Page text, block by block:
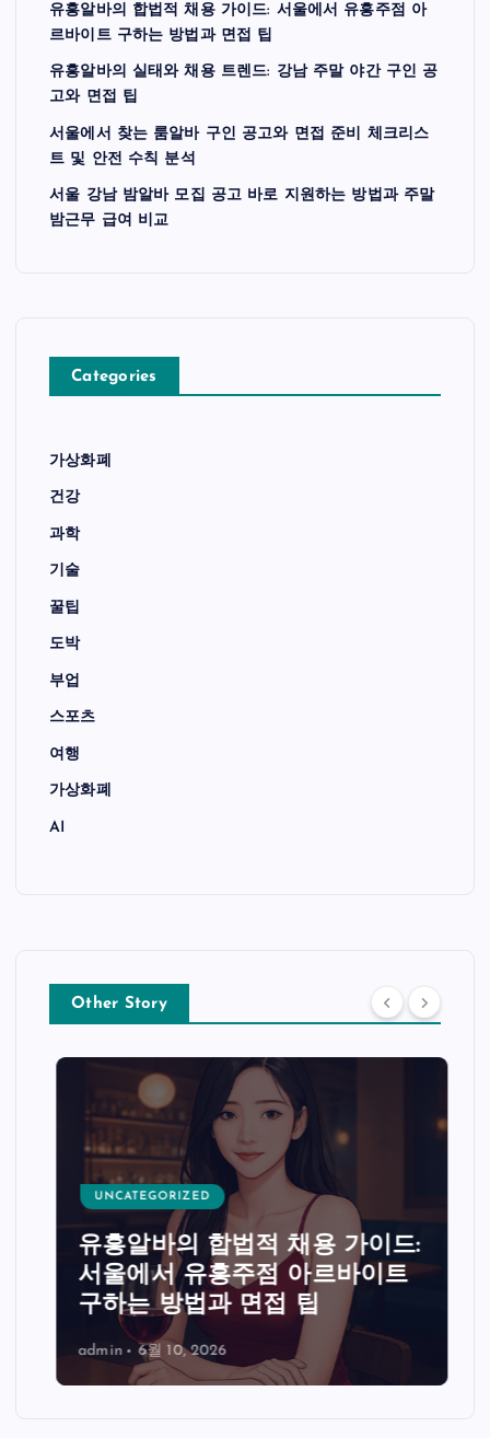
유흥알바의 합법적 채용 가이드: 서울에서 유흥주점 아
르바이트 구하는 방법과 면접 팁
유흥알바의 실태와 채용 트렌드: 강남 주말 야간 구인 공
고와 면접 팁
서울에서 찾는 룸알바 구인 공고와 면접 준비 체크리스
트 및 안전 수칙 분석
서울 강남 밤알바 모집 공고 바로 지원하는 방법과 주말
밤근무 급여 비교
Categories
가상화폐
건강
과학
기술
꿀팁
도박
부업
스포츠
여행
가상화폐
AI
Other Story
UNCATEGORIZED
유흥알바의 합법적 채용 가이드:
서울에서 유흥주점 아르바이트
구하는 방법과 면접 팁
admin 6월 10, 2026